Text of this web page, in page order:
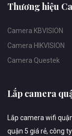
Thương hiệu
Camera KBVISION
Camera HIKVISION
Camera Questek
Lắp camera
Lắp camera wifi
quận 5 giá rẻ, công